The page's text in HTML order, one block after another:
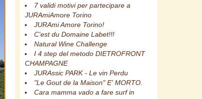
7 validi motivi per partecipare a
JURAmiAmore Torino
JURAmi Amore Torino!
C'est du Domaine Labet!!!
Natural Wine Challenge
I 4 step del metodo DIETROFRONT
CHAMPAGNE
JURAssic PARK - Le vin Perdu
"Le Gout de la Maison" E' MORTO.
Cara mamma vado a fare surf in